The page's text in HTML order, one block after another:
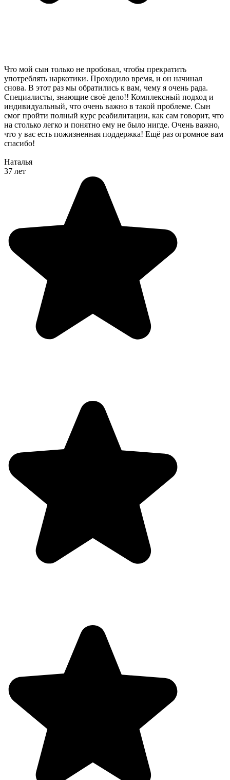
Что мой сын только не пробовал, чтобы прекратить
употреблять наркотики. Проходило время, и он начинал
снова. В этот раз мы обратились к вам, чему я очень рада.
Специалисты, знающие своё дело!! Комплексный подход и
индивидуальный, что очень важно в такой проблеме. Сын
смог пройти полный курс реабилитации, как сам говорит, что
на столько легко и понятно ему не было нигде. Очень важно,
что у вас есть пожизненная поддержка! Ещё раз огромное вам
спасибо!
Наталья
37 лет